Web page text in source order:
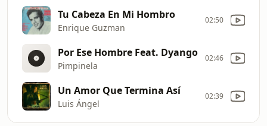
Tu Cabeza En Mi Hombro
Enrique Guzman
02:50
Por Ese Hombre Feat. Dyango
Pimpinela
02:46
Un Amor Que Termina Así
Luis Ángel
02:39